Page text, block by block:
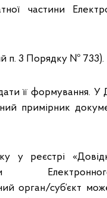
частини
п. 3 Порядку № 733).
її формування. У
примірник
у реєстрі
орган/суб’єкт